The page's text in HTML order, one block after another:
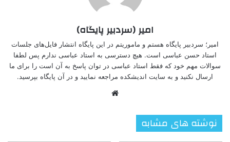
امیر (سردبیر پایگاه)
امیر؛ سردبیر پایگاه هستم و ماموریتم در این پایگاه انتشار فایل‌های جلسات
استاد حسن عباسی است. هیچ دسترسی به استاد عباسی ندارم پس لطفا
سوالات مهم خود که فقط استاد عباسی در توان پاسخ به آن است را برای ما
ارسال نکنید و به سایت اندیشکده مراجعه نمایید و در آن پایگاه بپرسید.
نوشته های مشابه